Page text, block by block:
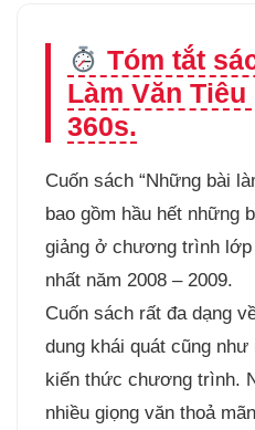
Tóm tắt
Làm Văn
360s.
Cuốn sách “Những bài
bao gồm hầu hết những
giảng ở chương trình
nhất năm 2008 – 2009.
Cuốn sách rất đa dạng
dung khái quát cũng
kiến thức chương trình.
nhiều giọng văn thoả